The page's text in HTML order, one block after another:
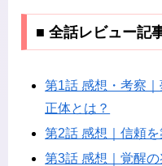
■ 全話レビュー記
第1話 感想・考察
正体とは？
第2話 感想｜信頼
第3話 感想｜覚醒